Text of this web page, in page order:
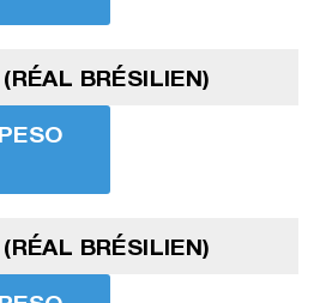
BRÉSILIEN)
BRÉSILIEN)